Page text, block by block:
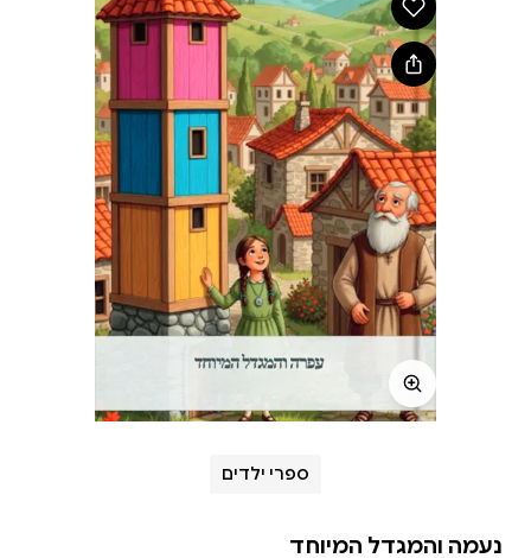
ספרי ילדים
נעמה והמגדל המיוחד